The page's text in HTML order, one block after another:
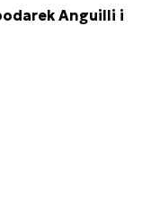
Anguilli i